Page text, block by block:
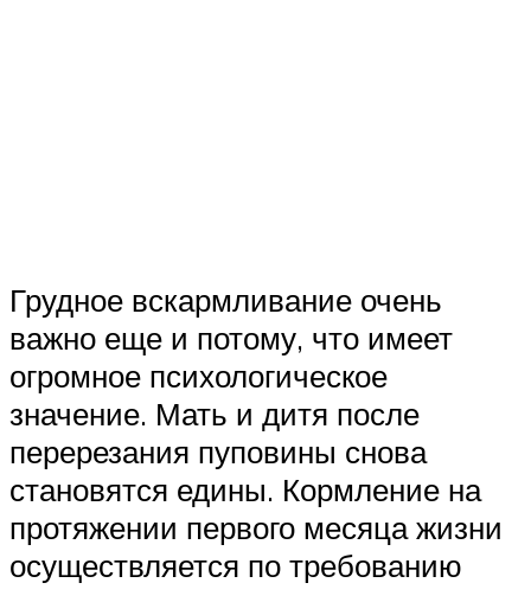
Грудное вскармливание очень
важно еще и потому, что имеет
огромное психологическое
значение. Мать и дитя после
перерезания пуповины снова
становятся едины. Кормление на
протяжении первого месяца жизни
осуществляется по требованию